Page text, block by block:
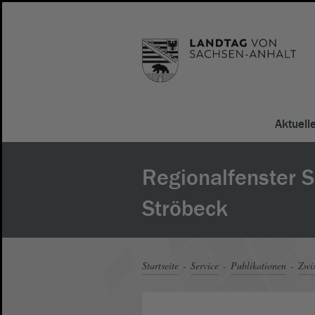
Regionalfenster
Ströbeck
Startseite Service Publikationen